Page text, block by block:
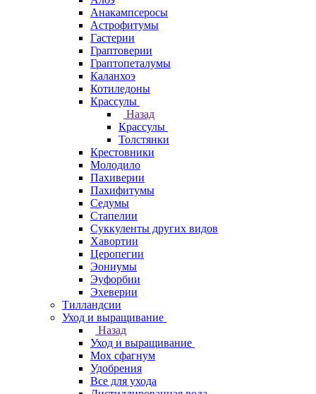
Анакампсеросы
Астрофитумы
Гастерии
Граптоверии
Граптопеталумы
Каланхоэ
Котиледоны
Крассулы
Назад
Крассулы
Толстянки
Крестовники
Молодило
Пахиверии
Пахифитумы
Седумы
Стапелии
Суккуленты других видов
Хавортии
Церопегии
Эониумы
Эуфорбии
Эхеверии
Тилландсии
Уход и выращивание
Назад
Уход и выращивание
Мох сфагнум
Удобрения
Все для ухода